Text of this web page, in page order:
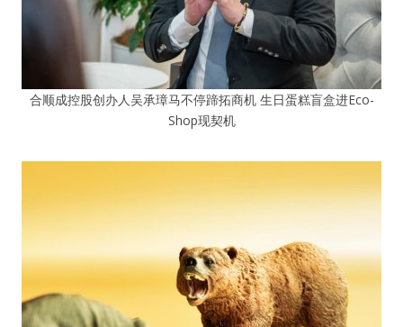
合顺成控股创办人吴承璋马不停蹄拓商机 生日蛋糕盲盒进Eco-
Shop现契机